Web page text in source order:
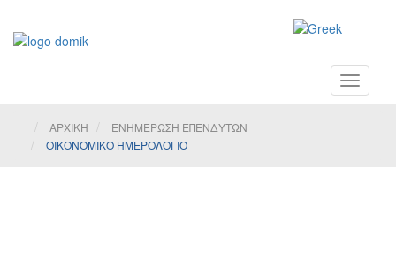
Toggle
ΑΡΧΙΚΗ
ΕΝΗΜΕΡΩΣΗ ΕΠΕΝΔΥΤΩΝ
ΟΙΚΟΝΟΜΙΚΟ ΗΜΕΡΟΛΟΓΙΟ